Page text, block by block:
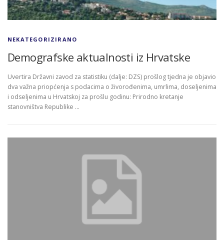
NEKATEGORIZIRANO
Demografske aktualnosti iz Hrvatske
Uvertira Državni zavod za statistiku (dalje: DZS) prošlog tjedna je objavio
dva važna priopćenja s podacima o živorođenima, umrlima, doseljenima
i odseljenima u Hrvatskoj za prošlu godinu: Prirodno kretanje
stanovništva Republike …